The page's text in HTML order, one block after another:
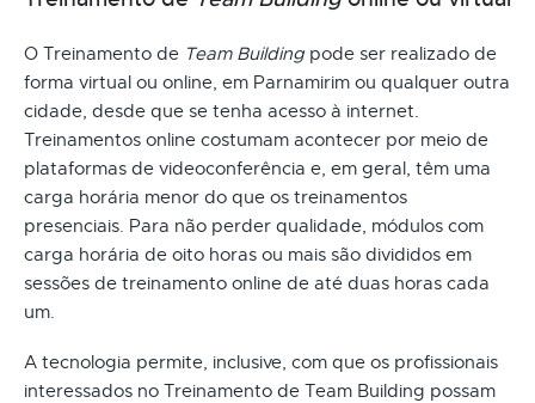
O Treinamento de Team Building pode ser realizado de
forma virtual ou online, em Parnamirim ou qualquer outra
cidade, desde que se tenha acesso à internet.
Treinamentos online costumam acontecer por meio de
plataformas de videoconferência e, em geral, têm uma
carga horária menor do que os treinamentos
presenciais. Para não perder qualidade, módulos com
carga horária de oito horas ou mais são divididos em
sessões de treinamento online de até duas horas cada
um.
A tecnologia permite, inclusive, com que os profissionais
interessados no Treinamento de Team Building possam